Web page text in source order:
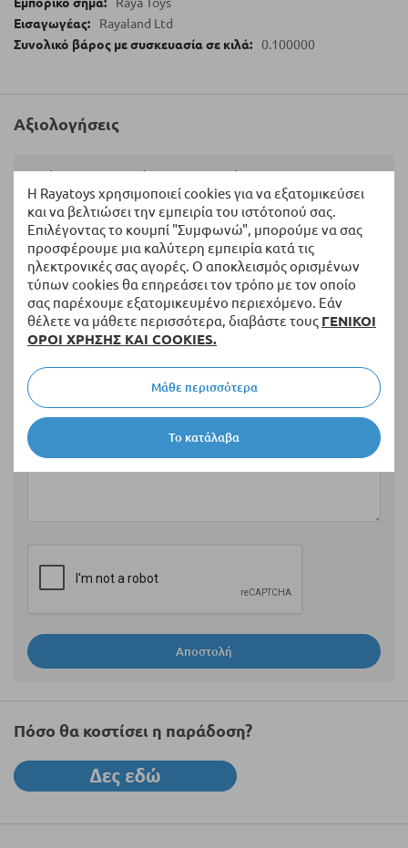
Η Rayatoys χρησιμοποιεί cookies για να εξατομικεύσει
και να βελτιώσει την εμπειρία του ιστότοπού σας.
Επιλέγοντας το κουμπί "Συμφωνώ", μπορούμε να σας
προσφέρουμε μια καλύτερη εμπειρία κατά τις
ηλεκτρονικές σας αγορές. Ο αποκλεισμός ορισμένων
τύπων cookies θα επηρεάσει τον τρόπο με τον οποίο
σας παρέχουμε εξατομικευμένο περιεχόμενο. Εάν
θέλετε να μάθετε περισσότερα, διαβάστε τους ΓΕΝΙΚΟΙ
ΟΡΟΙ ΧΡΗΣΗΣ ΚΑΙ COOKIES.
Το κατάλαβα
Μάθε περισσότερα
Raya Toys
Rayaland Ltd
0.100000
Αξιολογήσεις
Γράψτε τη Δική σας Αξιολόγηση:
Η Βαθμολογία σας
1
star
2
stars
3
stars
4
stars
5
stars
Ονοματεπώνυμο
Περίληψη
Αξιολόγηση
Αποστολή
Πόσο θα κοστίσει η παράδοση?